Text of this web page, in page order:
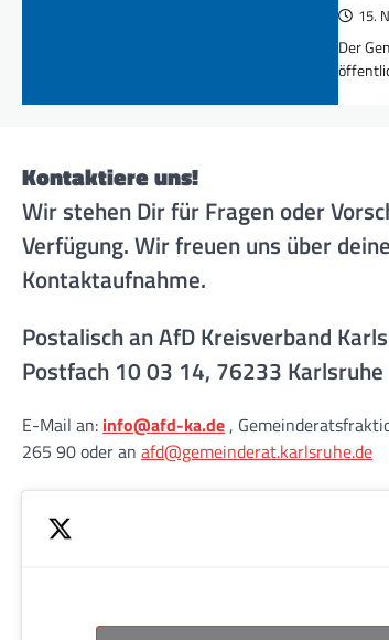
15.
Der
Kontaktiere uns!
Wir stehen Dir für Fragen oder
Verfügung. Wir freuen uns über deine
Kontaktaufnahme.
Postalisch an AfD Kreisverband
Postfach 10 03 14, 76233 Karlsruhe
E-Mail an: info@afd-ka.de ,
265 90 oder an afd@gemeinderat.karlsruhe.de